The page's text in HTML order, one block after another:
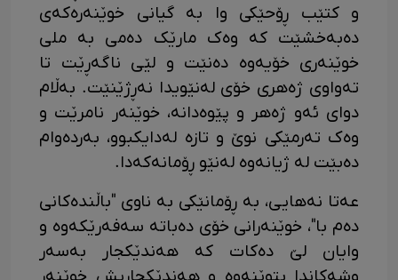
و کتێب ڕۆحێکی وا بە گیانی خوێنەرەکەی
دەبەخشێت کە وەک مارێک دەمی بە ملی
خوێنەری خۆیەوە دەنێت و لێی ناگەڕێت تا
تەواوی ژەهری خۆی لەنێویدا نەڕژێنێت. بەڵام
دوای ئەو ژەهر و پێوەدانە، خوێنەر نامرێت و
وەک تەرمێکی نوێ و تازە لەدایکبوو، بەردەوام
دەبێت لە ژیانەوە لەنێو ڕۆمانەکەدا.
عەتا نەهایی، بە ڕۆمانێکی بە ناوی "باڵندەکانی
دەم با"، خوێنەرانی خۆی دەباتە سەفەرێکەوە و
وایان لێ دەکات کە هەندێکجار بەسەر